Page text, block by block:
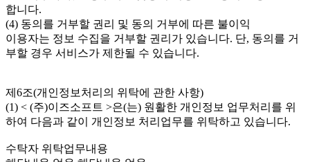
합니다.
(4) 동의를 거부할 권리 및 동의 거부에 따른 불이익
이용자는 정보 수집을 거부할 권리가 있습니다. 단, 동의를 거
부할 경우 서비스가 제한될 수 있습니다.
제6조(개인정보처리의 위탁에 관한 사항)
(1) < (주)이즈소프트 >은(는) 원활한 개인정보 업무처리를 위
하여 다음과 같이 개인정보 처리업무를 위탁하고 있습니다.
수탁자 위탁업무내용